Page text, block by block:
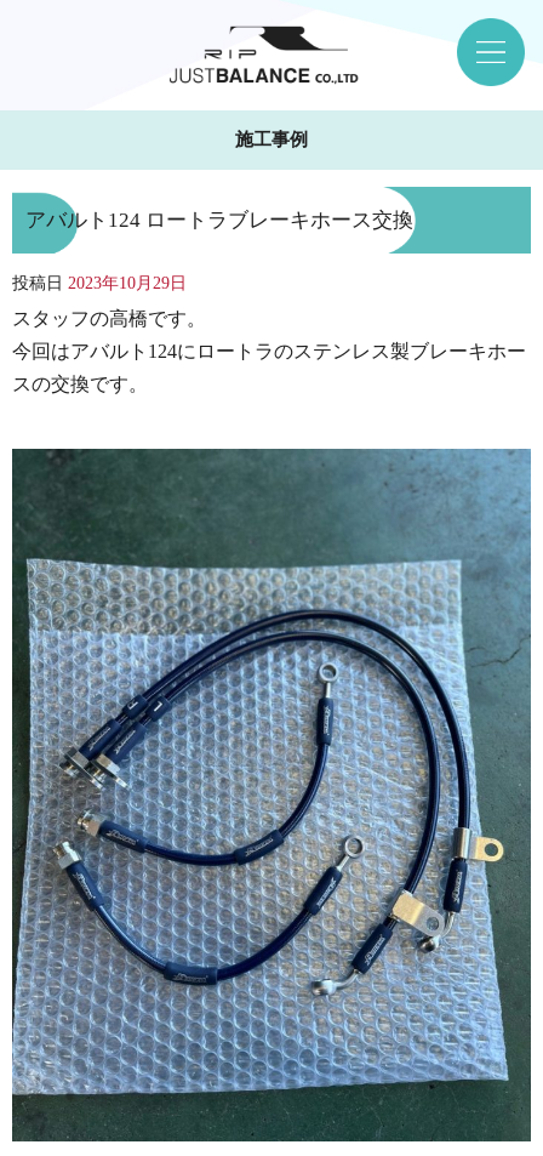
施工事例
アバルト124 ロートラブレーキホース交換
投稿日 2023年10月29日
スタッフの高橋です。
今回はアバルト124にロートラのステンレス製ブレーキホー
スの交換です。